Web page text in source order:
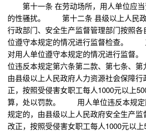
第十一条 在劳动场所，用人单位应当
的性骚扰。 第十二条 县级以上人民政
行政部门、安全生产监督管理部门按照
位遵守本规定的情况进行监督检查。
对用人单位遵守本规定的情况进行监
位违反本规定第六条第二款、第七条、第
由县级以上人民政府人力资源社会保障
正，按照受侵害女职工每人1000元以上
算，处以罚款。 用人单位违反本规定
规定的，由县级以上人民政府安全生产监
改正，按照受侵害女职工每人1000元以